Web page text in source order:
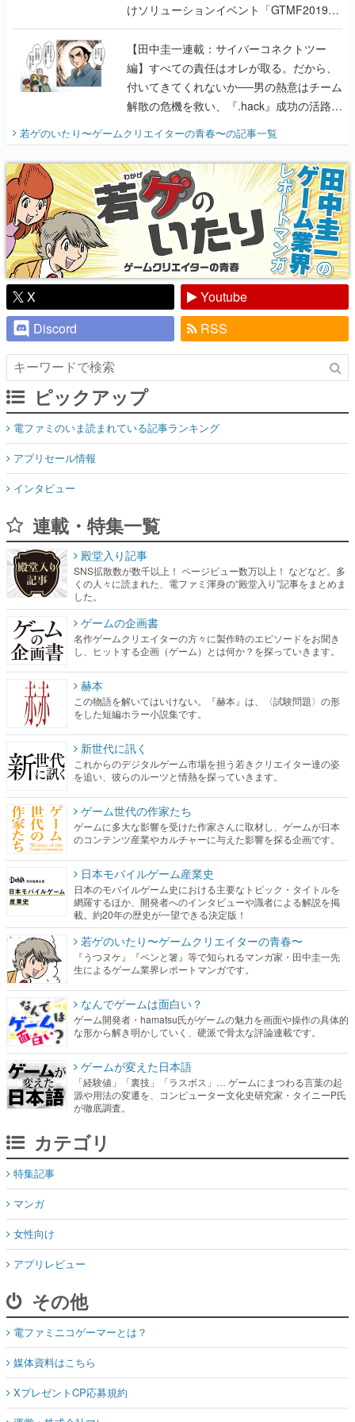
けソリューションイベント「GTMF2019」
に行って、より理解を深めよう【PR】
【田中圭一連載：サイバーコネクトツー
編】すべての責任はオレが取る。だから、
付いてきてくれないか──男の熱意はチーム
解散の危機を救い、『.hack』成功の活路を
開く。業界の快男児・松山 洋に流れる血は
『少年ジャンプ』色だった【若ゲのいた
り】
若ゲのいたり〜ゲームクリエイターの青春〜の記事一覧
X
Youtube
Discord
RSS
ピックアップ
電ファミのいま読まれている記事ランキング
アプリセール情報
インタビュー
連載・特集一覧
殿堂入り記事
SNS拡散数が数千以上！ ページビュー数万以上！ などなど。多
くの人々に読まれた、電ファミ渾身の“殿堂入り”記事をまとめま
した。
ゲームの企画書
名作ゲームクリエイターの方々に製作時のエピソードをお聞き
し、ヒットする企画（ゲーム）とは何か？を探っていきます。
赫本
この物語を解いてはいけない。『赫本』は、〈試験問題〉の形
をした短編ホラー小説集です。
新世代に訊く
これからのデジタルゲーム市場を担う若きクリエイター達の姿
を追い、彼らのルーツと情熱を探っていきます。
ゲーム世代の作家たち
ゲームに多大な影響を受けた作家さんに取材し、ゲームが日本
のコンテンツ産業やカルチャーに与えた影響を探る企画です。
日本モバイルゲーム産業史
日本のモバイルゲーム史における主要なトピック・タイトルを
網羅するほか、開発者へのインタビューや識者による解説を掲
載。約20年の歴史が一望できる決定版！
若ゲのいたり〜ゲームクリエイターの青春〜
『うつヌケ』『ペンと箸』等で知られるマンガ家・田中圭一先
生によるゲーム業界レポートマンガです。
なんでゲームは面白い？
ゲーム開発者・hamatsu氏がゲームの魅力を画面や操作の具体的
な形から解き明かしていく、硬派で骨太な評論連載です。
ゲームが変えた日本語
「経験値」「裏技」「ラスボス」… ゲームにまつわる言葉の起
源や用法の変遷を、コンピューター文化史研究家・タイニーP氏
が徹底調査。
カテゴリ
特集記事
マンガ
女性向け
アプリレビュー
その他
電ファミニコゲーマーとは？
媒体資料はこちら
XプレゼントCP応募規約